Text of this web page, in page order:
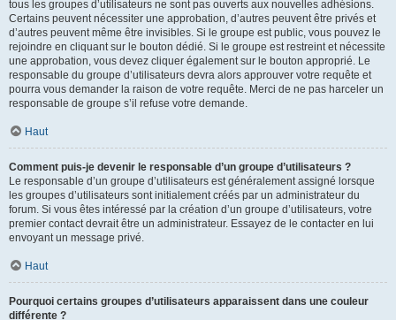
tous les groupes d’utilisateurs ne sont pas ouverts aux nouvelles adhésions.
Certains peuvent nécessiter une approbation, d’autres peuvent être privés et
d’autres peuvent même être invisibles. Si le groupe est public, vous pouvez le
rejoindre en cliquant sur le bouton dédié. Si le groupe est restreint et nécessite
une approbation, vous devez cliquer également sur le bouton approprié. Le
responsable du groupe d’utilisateurs devra alors approuver votre requête et
pourra vous demander la raison de votre requête. Merci de ne pas harceler un
responsable de groupe s’il refuse votre demande.
Haut
Comment puis-je devenir le responsable d’un groupe d’utilisateurs ?
Le responsable d’un groupe d’utilisateurs est généralement assigné lorsque
les groupes d’utilisateurs sont initialement créés par un administrateur du
forum. Si vous êtes intéressé par la création d’un groupe d’utilisateurs, votre
premier contact devrait être un administrateur. Essayez de le contacter en lui
envoyant un message privé.
Haut
Pourquoi certains groupes d’utilisateurs apparaissent dans une couleur
différente ?